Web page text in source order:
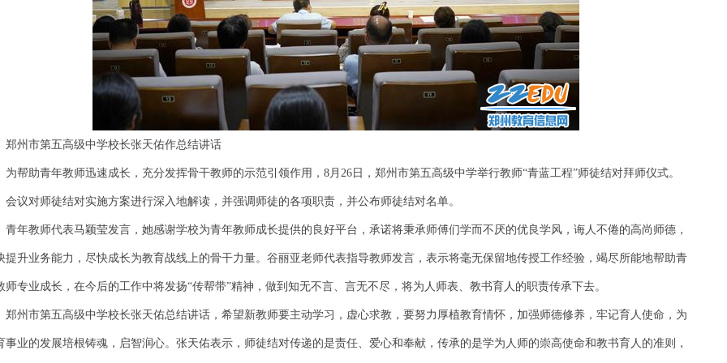
郑州市第五高级中学校长张天佑作总结讲话
为帮助青年教师迅速成长，充分发挥骨干教师的示范引领作用，8月26日，郑州市第五高级中学举行教师“青蓝工程”师徒结对拜师仪式。
会议对师徒结对实施方案进行深入地解读，并强调师徒的各项职责，并公布师徒结对名单。
青年教师代表马颖莹发言，她感谢学校为青年教师成长提供的良好平台，承诺将秉承师傅们学而不厌的优良学风，诲人不倦的高尚师德，
提升业务能力，尽快成长为教育战线上的骨干力量。谷丽亚老师代表指导教师发言，表示将毫无保留地传授工作经验，竭尽所能地帮助青
师专业成长，在今后的工作中将发扬“传帮带”精神，做到知无不言、言无不尽，将为人师表、教书育人的职责传承下去。
郑州市第五高级中学校长张天佑总结讲话，希望新教师要主动学习，虚心求教，要努力厚植教育情怀，加强师德修养，牢记育人使命，为
事业的发展培根铸魂，启智润心。张天佑表示，师徒结对传递的是责任、爱心和奉献，传承的是学为人师的崇高使命和教书育人的准则，